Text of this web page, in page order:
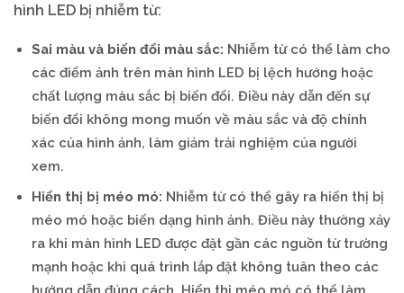
hình LED bị nhiễm từ:
Sai màu và biến đổi màu sắc: Nhiễm từ có thể làm cho
các điểm ảnh trên màn hình LED bị lệch hướng hoặc
chất lượng màu sắc bị biến đổi. Điều này dẫn đến sự
biến đổi không mong muốn về màu sắc và độ chính
xác của hình ảnh, làm giảm trải nghiệm của người
xem.
Hiển thị bị méo mó: Nhiễm từ có thể gây ra hiển thị bị
méo mó hoặc biến dạng hình ảnh. Điều này thường xảy
ra khi màn hình LED được đặt gần các nguồn từ trường
mạnh hoặc khi quá trình lắp đặt không tuân theo các
hướng dẫn đúng cách. Hiển thị méo mó có thể làm